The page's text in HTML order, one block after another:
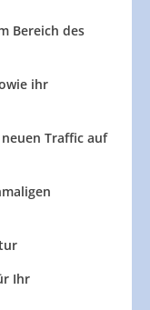
Bereich des
ihr
Traffic auf
Ihr